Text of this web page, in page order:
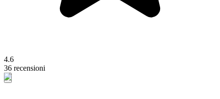
4.6
36 recensioni